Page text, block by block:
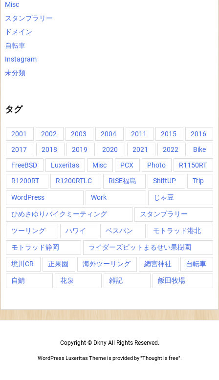
Misc
スタンプラリー
ドメイン
自転車
Instagram
未分類
タグ
2001 2002 2003 2004 2011 2015
2016
2017
2018 2019 2020 2021 2022
Bike
FreeBSD
Luxeritas Misc PCX Photo
R1150RT
R1200RT
R1200RTLC RISE福島 ShiftUP Trip
WordPress Work じゃ豆
ひめさゆりバイクミーティング スタンプラリー
ツーリング ハワイ ベスパン モトラッド港北
モトラッド静岡 ライダーズピットまるせい果樹園
境川CR 正果園 海外ツーリング 總宮神社 自転車
自鯖 花泉 雑記 飯田牧場
Copyright © DknyAll Rights Reserved.
WordPress Luxeritas Theme is provided by "Thought is free".